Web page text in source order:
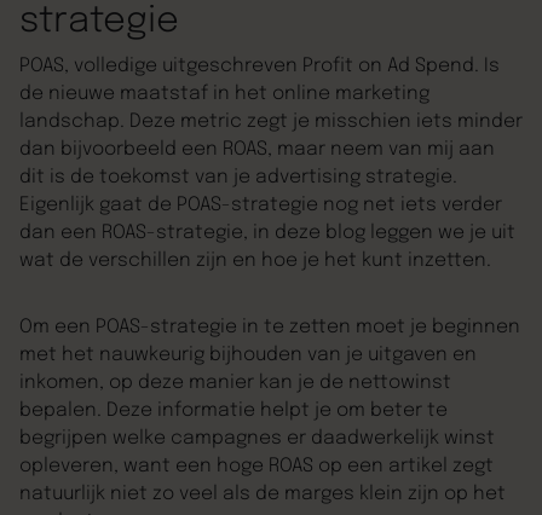
strategie
POAS, volledige uitgeschreven Profit on Ad Spend. Is
de nieuwe maatstaf in het online marketing
landschap. Deze metric zegt je misschien iets minder
dan bijvoorbeeld een ROAS, maar neem van mij aan
dit is de toekomst van je advertising strategie.
Eigenlijk gaat de POAS-strategie nog net iets verder
dan een ROAS-strategie, in deze blog leggen we je uit
wat de verschillen zijn en hoe je het kunt inzetten.
Om een POAS-strategie in te zetten moet je beginnen
met het nauwkeurig bijhouden van je uitgaven en
inkomen, op deze manier kan je de nettowinst
bepalen. Deze informatie helpt je om beter te
begrijpen welke campagnes er daadwerkelijk winst
opleveren, want een hoge ROAS op een artikel zegt
natuurlijk niet zo veel als de marges klein zijn op het